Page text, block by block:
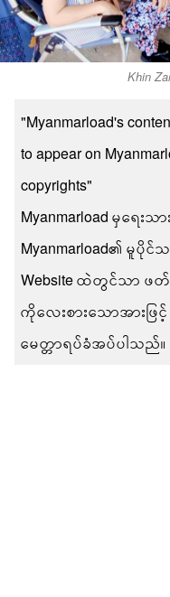
Khin
"Myanmarload's
to appear on
copyrights"
Myanmarload မှရေး
Myanmarload၏ မူပိုင်သ
Website ထဲတွင်သာ ဖ
ကိုလေးစားသောအားဖြ
မေတ္တာရပ်ခံအပ်ပါသည်။